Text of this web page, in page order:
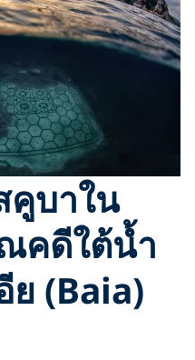
คูบาใน
คดีใต้น้ำ
ย (Baia)